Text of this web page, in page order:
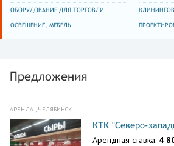
ОБОРУДОВАНИЕ ДЛЯ ТОРГОВЛИ
ОСВЕЩЕНИЕ, МЕБЕЛЬ
Предложения
АРЕНДА , ЧЕЛЯБИНСК
КТК "Северо-
Арендная ставка: 4